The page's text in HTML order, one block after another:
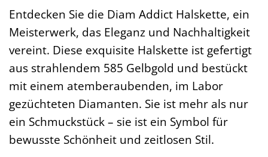
Entdecken Sie die Diam Addict Halskette, ein
Meisterwerk, das Eleganz und Nachhaltigkeit
vereint. Diese exquisite Halskette ist gefertigt
aus strahlendem 585 Gelbgold und bestückt
mit einem atemberaubenden, im Labor
gezüchteten Diamanten. Sie ist mehr als nur
ein Schmuckstück – sie ist ein Symbol für
bewusste Schönheit und zeitlosen Stil.